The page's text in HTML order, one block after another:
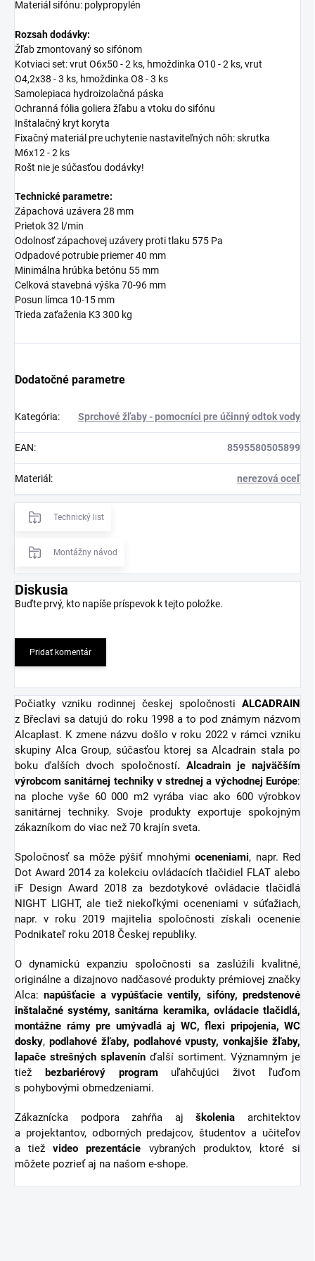
Materiál sifónu: polypropylén
Rozsah dodávky:
Žľab zmontovaný so sifónom
Kotviaci set: vrut O6x50 - 2 ks, hmoždinka O10 - 2 ks, vrut
O4,2x38 - 3 ks, hmoždinka O8 - 3 ks
Samolepiaca hydroizolačná páska
Ochranná fólia goliera žľabu a vtoku do sifónu
Inštalačný kryt koryta
Fixačný materiál pre uchytenie nastaviteľných nôh: skrutka
M6x12 - 2 ks
Rošt nie je súčasťou dodávky!
Technické parametre:
Zápachová uzávera 28 mm
Prietok 32 l/min
Odolnosť zápachovej uzávery proti tlaku 575 Pa
Odpadové potrubie priemer 40 mm
Minimálna hrúbka betónu 55 mm
Celková stavebná výška 70-96 mm
Posun límca 10-15 mm
Trieda zaťaženia K3 300 kg
Dodatočné parametre
Kategória: Sprchové žľaby - pomocníci pre účinný odtok vody
EAN: 8595580505899
Materiál : nerezová oceľ
Technický list
Montážny návod
Diskusia
Buďte prvý, kto napíše príspevok k tejto položke.
Pridať komentár
Počiatky vzniku rodinnej českej spoločnosti ALCADRAIN
z Břeclavi sa datujú do roku 1998 a to pod známym názvom
Alcaplast. K zmene názvu došlo v roku 2022 v rámci vzniku
skupiny Alca Group, súčasťou ktorej sa Alcadrain stala po
boku ďalších dvoch spoločností. Alcadrain je najväčším
výrobcom sanitárnej techniky v strednej a východnej Európe:
na ploche vyše 60 000 m2 vyrába viac ako 600 výrobkov
sanitárnej techniky. Svoje produkty exportuje spokojným
zákazníkom do viac než 70 krajín sveta.
Spoločnosť sa môže pýšiť mnohýmioceneniami, napr. Red
Dot Award 2014 za kolekciu ovládacích tlačidiel FLAT alebo
iF Design Award 2018 za bezdotykové ovládacie tlačidlá
NIGHT LIGHT, ale tiež niekoľkými oceneniami v súťažiach,
napr. v roku 2019 majitelia spoločnosti získali ocenenie
Podnikateľ roku 2018 Českej republiky.
O dynamickú expanziu spoločnosti sa zaslúžili kvalitné,
originálne a dizajnovo nadčasové produkty prémiovej značky
Alca:napúšťacie a vypúšťacie ventily, sifóny,predstenové
inštalačné systémy, sanitárna keramika, ovládacie tlačidlá,
montážne rámy pre umývadlá aj WC, flexi pripojenia, WC
dosky, podlahové žľaby, podlahové vpusty,vonkajšie žľaby,
lapače strešných splavenín ďalší sortiment. Významným je
tiež bezbariérový programuľahčujúci život ľuďom
s pohybovými obmedzeniami.
Zákaznícka podpora zahŕňa ajškolenia architektov
a projektantov, odborných predajcov, študentov a učiteľov
a tiežvideo prezentácie vybraných produktov, ktoré si
môžete pozrieť aj na našom e-shope.